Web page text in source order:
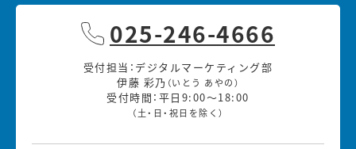
025-246-4666
受付担当：デジタルマーケティング部
伊藤 彩乃 （いとう あやの）
受付時間：平日9:00～18:00
（土・日・祝日を除く）